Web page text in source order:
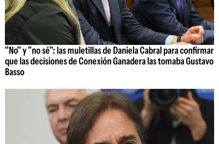
"No" y "no sé": las muletillas de Daniela Cabral para confirmar
que las decisiones de Conexión Ganadera las tomaba Gustavo
Basso